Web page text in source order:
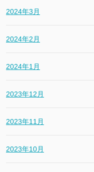
2024年3月
2024年2月
2024年1月
2023年12月
2023年11月
2023年10月